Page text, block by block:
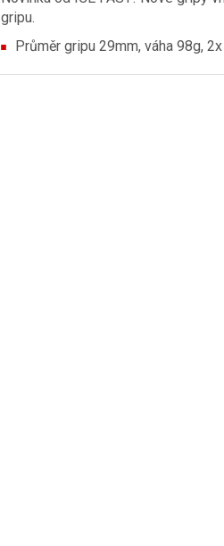
gripu.
Průměr gripu 29mm, váha 98g,